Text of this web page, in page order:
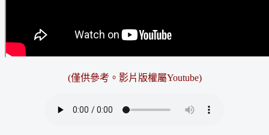
(僅供參考。影片版權屬Youtube)